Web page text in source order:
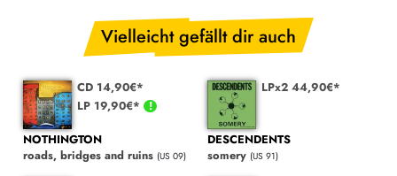
Vielleicht gefällt dir auch
CD 14,90€*
LP 19,90€*
NOTHINGTON
roads, bridges and ruins (US 09)
LPx2 44,90€*
DESCENDENTS
somery (US 91)